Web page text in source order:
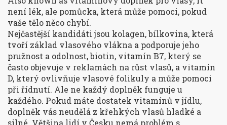
není lék, ale pomůcka, která může pomoci, pokud
vaše tělo něco chybí.
Nejčastější kandidáti jsou kolagen,bílkovina, která
tvoří základ vlasového vlákna a podporuje jeho
pružnost a odolnost,biotin, vitamín B7, který se
často objevuje v reklamách na růst vlasů, a vitamín
D, který ovlivňuje vlasové folikuly a může pomoci
při řídnutí. Ale ne každý doplněk funguje u
každého. Pokud máte dostatek vitamínů v jídlu,
doplněk vás neudělá z křehkých vlasů hladké a
silné. Většina lidí v Česku nemá problém s